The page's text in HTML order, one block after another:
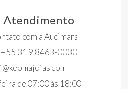
Atendimento
com a Aucimara
31 9 8463-0030
de 07:00 às 18:00